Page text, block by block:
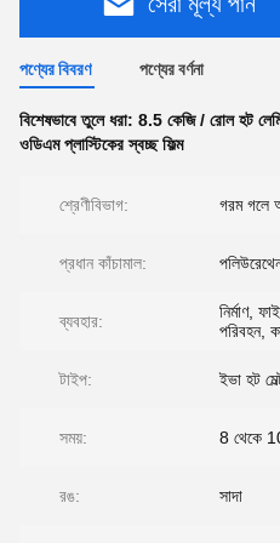
পণ্যের বিবরণ পণ্যের বর্ণনা
বিশেষভাবে তুলে ধরা: 8.5 কেজি / রোল হট
ওডিএম প্লাস্টিকের স্বচ্ছ ফিল্ম
শ্রেণীবিভাগ: গরম গলে
প্রধান কাঁচামাল:
ব্যবহার:
নির্মাণ,
পরিবহন,
টাইপ: ইভা হট
সময়: 8 থেকে
রঙ: সাদা